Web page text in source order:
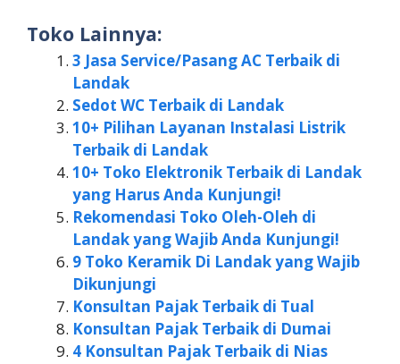
Toko Lainnya:
3 Jasa Service/Pasang AC Terbaik di
Landak
Sedot WC Terbaik di Landak
10+ Pilihan Layanan Instalasi Listrik
Terbaik di Landak
10+ Toko Elektronik Terbaik di Landak
yang Harus Anda Kunjungi!
Rekomendasi Toko Oleh-Oleh di
Landak yang Wajib Anda Kunjungi!
9 Toko Keramik Di Landak yang Wajib
Dikunjungi
Konsultan Pajak Terbaik di Tual
Konsultan Pajak Terbaik di Dumai
4 Konsultan Pajak Terbaik di Nias